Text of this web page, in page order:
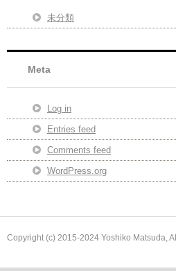
未分類
Meta
Log in
Entries feed
Comments feed
WordPress.org
Copyright (c) 2015-2024 Yoshiko Matsuda,